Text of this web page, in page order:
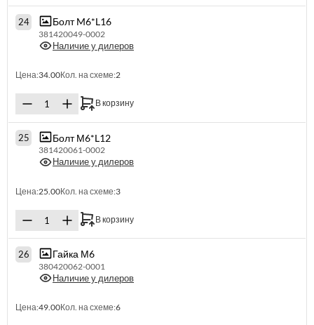
24 Болт M6*L16
381420049-0002
Наличие у дилеров
Цена:34.00Кол. на схеме:2
В корзину
25 Болт М6*L12
381420061-0002
Наличие у дилеров
Цена:25.00Кол. на схеме:3
В корзину
26 Гайка М6
380420062-0001
Наличие у дилеров
Цена:49.00Кол. на схеме:6